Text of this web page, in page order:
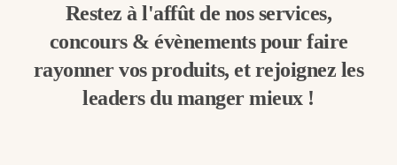
Restez à l'affût de nos services,
concours & évènements pour faire
rayonner vos produits, et rejoignez les
leaders du manger mieux !